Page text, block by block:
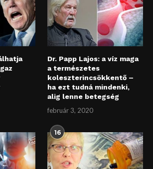
Dr. Papp Lajos: a víz maga
a természetes
koleszterincsökkentő –
ha ezt tudná mindenki,
alig lenne betegség
február 3, 2020
16